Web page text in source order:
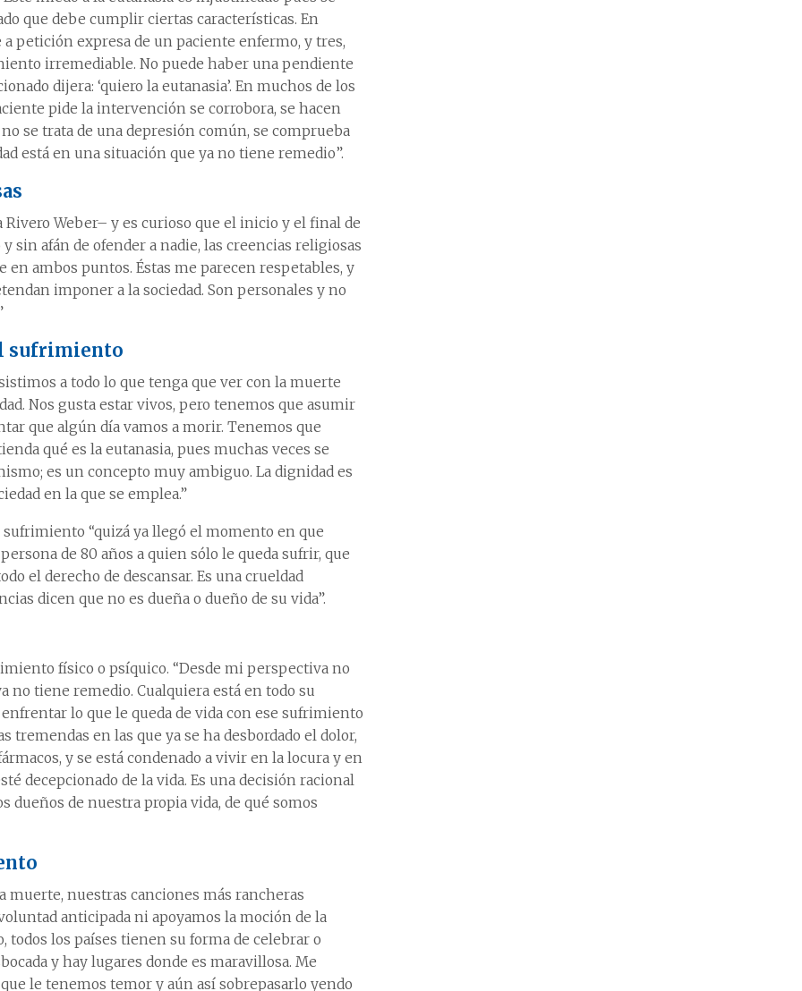
que debe cumplir ciertas características. En
petición expresa de un paciente enfermo, y tres,
irremediable. No puede haber una pendiente
dijera: ‘quiero la eutanasia’. En muchos de los
pide la intervención se corrobora, se hacen
se trata de una depresión común, se comprueba
está en una situación que ya no tiene remedio”.
Weber– y es curioso que el inicio y el final de
sin afán de ofender a nadie, las creencias religiosas
ambos puntos. Éstas me parecen respetables, y
imponer a la sociedad. Son personales y no
sufrimiento
a todo lo que tenga que ver con la muerte
Nos gusta estar vivos, pero tenemos que asumir
que algún día vamos a morir. Tenemos que
qué es la eutanasia, pues muchas veces se
es un concepto muy ambiguo. La dignidad es
en la que se emplea.”
sufrimiento “quizá ya llegó el momento en que
de 80 años a quien sólo le queda sufrir, que
el derecho de descansar. Es una crueldad
dicen que no es dueña o dueño de su vida”.
físico o psíquico. “Desde mi perspectiva no
tiene remedio. Cualquiera está en todo su
lo que le queda de vida con ese sufrimiento
en las que ya se ha desbordado el dolor,
y se está condenado a vivir en la locura y en
decepcionado de la vida. Es una decisión racional
dueños de nuestra propia vida, de qué somos
muerte, nuestras canciones más rancheras
anticipada ni apoyamos la moción de la
todos los países tienen su forma de celebrar o
y hay lugares donde es maravillosa. Me
le tenemos temor y aún así sobrepasarlo yendo